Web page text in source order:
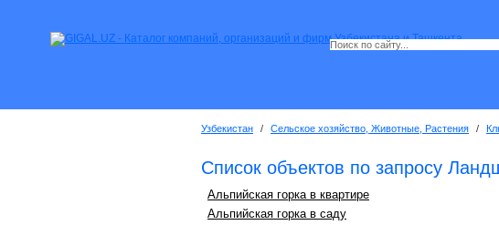
Узбекистан / Сельское хозяйство, Животные, Растения /
Список объектов по запросу
Альпийская горка в квартире
Альпийская горка в саду